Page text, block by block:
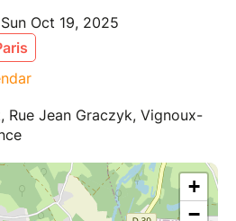
Oct 19, 2025
Rue Jean Graczyk, Vignoux-
+
−